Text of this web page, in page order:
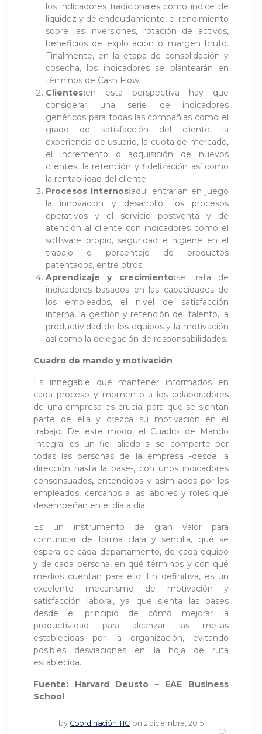
los indicadores tradicionales como índice de
liquidez y de endeudamiento, el rendimiento
sobre las inversiones, rotación de activos,
beneficios de explotación o margen bruto.
Finalmente, en la etapa de consolidación y
cosecha, los indicadores se plantearán en
términos de Cash Flow.
Clientes:en esta perspectiva hay que
considerar una serie de indicadores
genéricos para todas las compañías como el
grado de satisfacción del cliente, la
experiencia de usuario, la cuota de mercado,
el incremento o adquisición de nuevos
clientes, la retención y fidelización así como
la rentabilidad del cliente.
Procesos internos:aquí entrarían en juego
la innovación y desarrollo, los procesos
operativos y el servicio postventa y de
atención al cliente con indicadores como el
software propio, seguridad e higiene en el
trabajo o porcentaje de productos
patentados, entre otros.
Aprendizaje y crecimiento:se trata de
indicadores basados en las capacidades de
los empleados, el nivel de satisfacción
interna, la gestión y retención del talento, la
productividad de los equipos y la motivación
así como la delegación de responsabilidades.
Cuadro de mando y motivación
Es innegable que mantener informados en
cada proceso y momento a los colaboradores
de una empresa es crucial para que se sientan
parte de ella y crezca su motivación en el
trabajo. De este modo, el Cuadro de Mando
Integral es un fiel aliado si se comparte por
todas las personas de la empresa -desde la
dirección hasta la base-, con unos indicadores
consensuados, entendidos y asimilados por los
empleados, cercanos a las labores y roles que
desempeñan en el día a día.
Es un instrumento de gran valor para
comunicar de forma clara y sencilla, qué se
espera de cada departamento, de cada equipo
y de cada persona, en qué términos y con qué
medios cuentan para ello. En definitiva, es un
excelente mecanismo de motivación y
satisfacción laboral, ya que sienta las bases
desde el principio de cómo mejorar la
productividad para alcanzar las metas
establecidas por la organización, evitando
posibles desviaciones en la hoja de ruta
establecida.
Fuente: Harvard Deusto – EAE Business
School
by Coordinación TIC on 2 diciembre, 2015